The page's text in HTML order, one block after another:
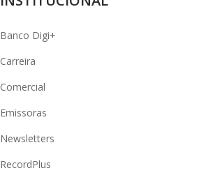
Banco Digi+
Carreira
Comercial
Emissoras
Newsletters
RecordPlus